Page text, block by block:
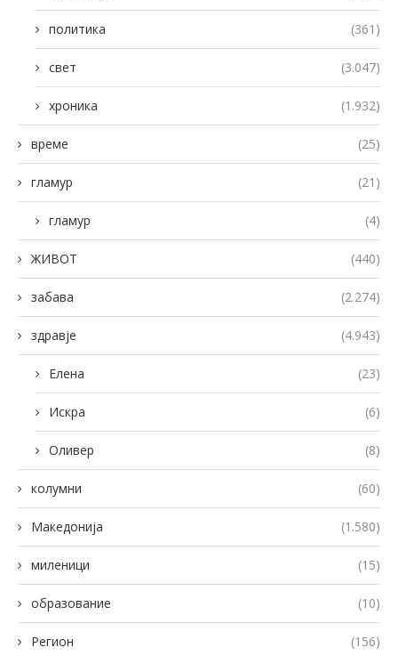
политика (361)
свет (3.047)
хроника (1.932)
време (25)
гламур (21)
гламур (4)
ЖИВОТ (440)
забава (2.274)
здравје (4.943)
Елена (23)
Искра (6)
Оливер (8)
колумни (60)
Македонија (1.580)
миленици (15)
образование (10)
Регион (156)